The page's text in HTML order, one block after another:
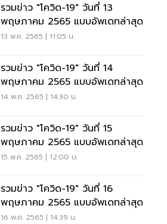
รวมข่าว "โควิด-19" วันที่ 13
พฤษภาคม 2565 แบบอัพเดทล่าสุด
13 พ.ค. 2565 | 11:05 น.
รวมข่าว "โควิด-19" วันที่ 14
พฤษภาคม 2565 แบบอัพเดทล่าสุด
14 พ.ค. 2565 | 14:30 น.
รวมข่าว "โควิด-19" วันที่ 15
พฤษภาคม 2565 แบบอัพเดทล่าสุด
15 พ.ค. 2565 | 12:00 น.
รวมข่าว "โควิด-19" วันที่ 16
พฤษภาคม 2565 แบบอัพเดทล่าสุด
16 พ.ค. 2565 | 14:39 น.